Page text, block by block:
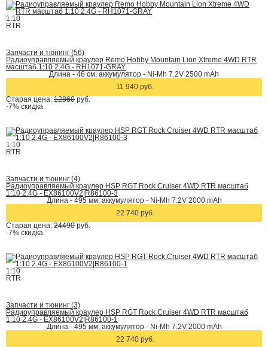
1:10
RTR
Запчасти и тюнинг (56)
Радиоуправляемый краулер Remo Hobby Mountain Lion Xtreme 4WD RTR
масштаб 1:10 2.4G - RH1071-GRAY
Длина - 46 см, аккумулятор - Ni-Mh 7.2V 2500 mAh
11 940 руб.
Старая цена: 12860 руб.
-7% скидка
1:10
RTR
Запчасти и тюнинг (4)
Радиоуправляемый краулер HSP RGT Rock Cruiser 4WD RTR масштаб
1:10 2.4G - EX86100V2|R86100-3
Длина - 495 мм, аккумулятор - Ni-Mh 7.2V 2000 mAh
22 740 руб.
Старая цена: 24490 руб.
-7% скидка
1:10
RTR
Запчасти и тюнинг (3)
Радиоуправляемый краулер HSP RGT Rock Cruiser 4WD RTR масштаб
1:10 2.4G - EX86100V2|R86100-1
Длина - 495 мм, аккумулятор - Ni-Mh 7.2V 2000 mAh
22 740 руб.